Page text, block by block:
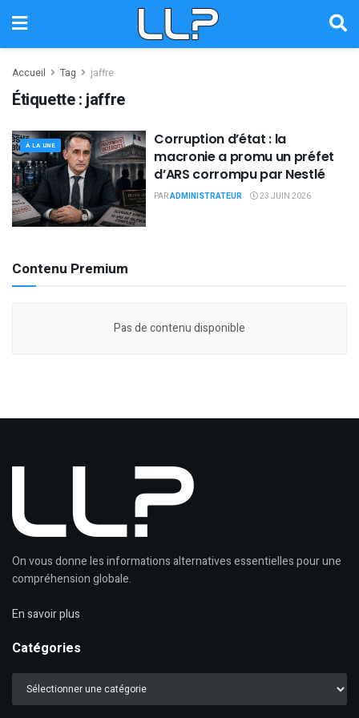
Accueil Tag jaffre
Étiquette :jaffre
À LA UNE
Corruption d’état : la
macronie a promu un préfet
d’ARS corrompu par Nestlé
PARADMINISTRATEUR 23 JUIN 2026
Contenu Premium
Pas de contenu disponible
On vous donne les informations alternatives essentielles pour une
compréhension globale.
En savoir plus
Catégories
Catégories